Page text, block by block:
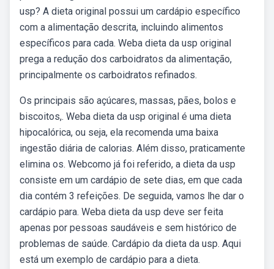
usp? A dieta original possui um cardápio específico
com a alimentação descrita, incluindo alimentos
específicos para cada. Weba dieta da usp original
prega a redução dos carboidratos da alimentação,
principalmente os carboidratos refinados.
Os principais são açúcares, massas, pães, bolos e
biscoitos,. Weba dieta da usp original é uma dieta
hipocalórica, ou seja, ela recomenda uma baixa
ingestão diária de calorias. Além disso, praticamente
elimina os. Webcomo já foi referido, a dieta da usp
consiste em um cardápio de sete dias, em que cada
dia contém 3 refeições. De seguida, vamos lhe dar o
cardápio para. Weba dieta da usp deve ser feita
apenas por pessoas saudáveis e sem histórico de
problemas de saúde. Cardápio da dieta da usp. Aqui
está um exemplo de cardápio para a dieta.